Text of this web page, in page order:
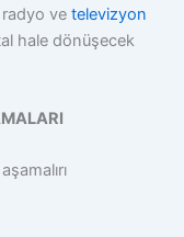
radyo vetelevizyon
hale dönüşecek